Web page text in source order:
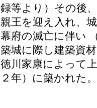
録等より）その後
親王を迎え入れ、
幕府の滅亡に伴い
築城に際し建築資
徳川家康によって
２年）に築かれた